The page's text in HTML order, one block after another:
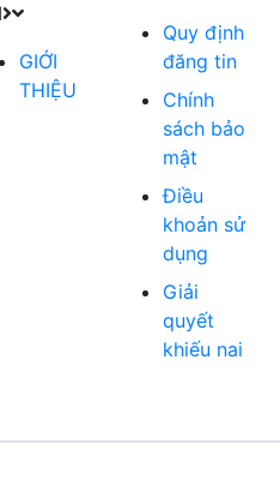
GIỚI
THIỆU
Quy định
đăng tin
Chính
sách bảo
mật
Điều
khoản sử
dụng
Giải
quyết
khiếu nai